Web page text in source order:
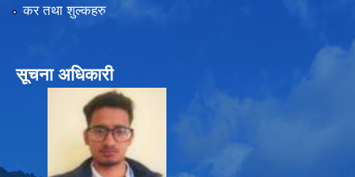
कर तथा शुल्कहरु
सूचना अधिकारी